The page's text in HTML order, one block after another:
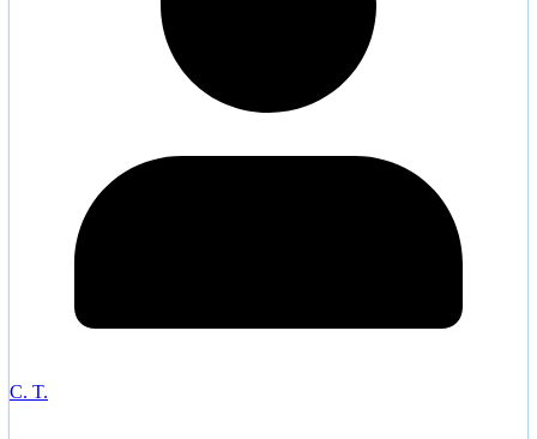
C. T.